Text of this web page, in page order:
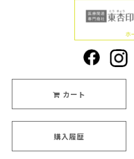
カート
購入履歴